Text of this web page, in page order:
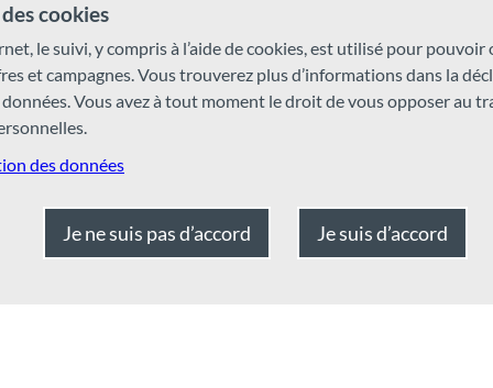
cookies
le suivi, y compris à l’aide de cookies, est utilisé pour
et campagnes. Vous trouverez plus d’informations dans la
Vous avez à tout moment le droit de vous opposer au
des données
Je ne suis pas d’accord Je suis d’accord